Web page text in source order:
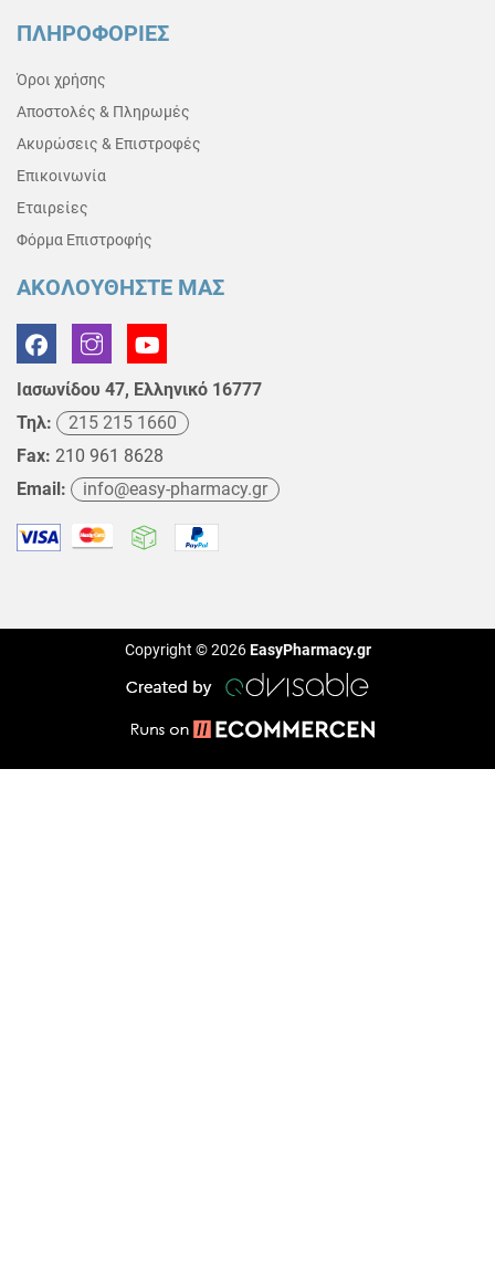
ΠΛΗΡΟΦΟΡΙΕΣ
Όροι χρήσης
Αποστολές & Πληρωμές
Ακυρώσεις & Επιστροφές
Επικοινωνία
Εταιρείες
Φόρμα Επιστροφής
ΑΚΟΛΟΥΘΗΣΤΕ ΜΑΣ
Ιασωνίδου 47, Ελληνικό 16777
Τηλ:
215 215 1660
Fax: 210 961 8628
Email:
info@easy-pharmacy.gr
Copyright © 2026EasyPharmacy.gr